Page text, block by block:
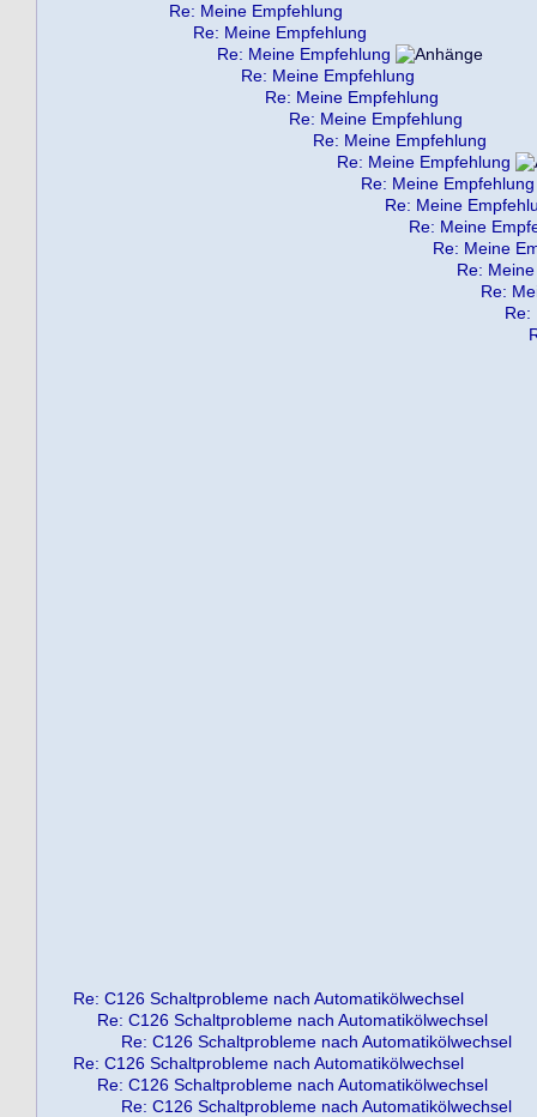
Re: Meine Empfehlung
Re: Meine Empfehlung
Re: Meine Empfehlung
Re: Meine Empfehlung
Re: Meine Empfehlung
Re: Meine Empfehlung
Re: Meine Empfehlung
Re: Meine Empfehlung
Re: Meine Empfehlung
Re: Meine
Re: Meine
Re: Meine
Re:
Re:
Re:
Re: C126 Schaltprobleme nach Automatikölwechsel
Re: C126 Schaltprobleme nach Automatikölwechsel
Re: C126 Schaltprobleme nach Automatikölwechsel
Re: C126 Schaltprobleme nach Automatikölwechsel
Re: C126 Schaltprobleme nach Automatikölwechsel
Re: C126 Schaltprobleme nach Automatikölwechsel